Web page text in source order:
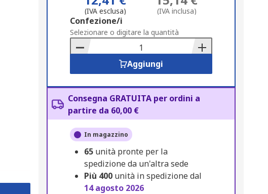
(IVA esclusa) (IVA inclusa)
Add
to
Basket
Confezione/i
Selezionare o digitare la quantità
Aggiungi
Consegna GRATUITA per ordini a
partire da 60,00 €
In magazzino
65 unità pronte per la
spedizione da un'altra sede
Più 400 unità in spedizione dal
14 agosto 2026